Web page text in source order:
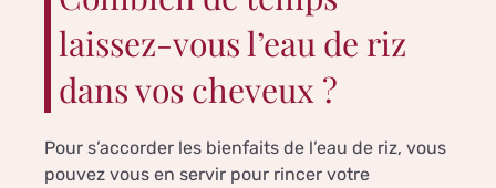
laissez-vous l’eau de riz
dans vos cheveux ?
Pour s’accorder les bienfaits de l’eau de riz, vous
pouvez vous en servir pour rincer votre